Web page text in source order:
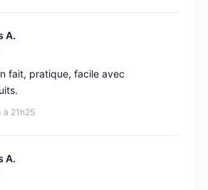
A.
à 21h25
fait, pratique, facile avec
A.